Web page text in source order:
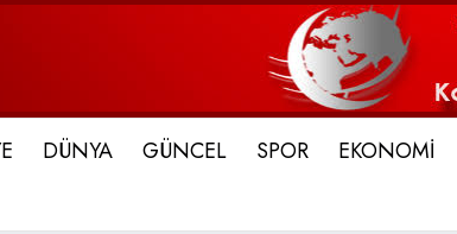
DÜNYA GÜNCEL SPOR EKONOMİ